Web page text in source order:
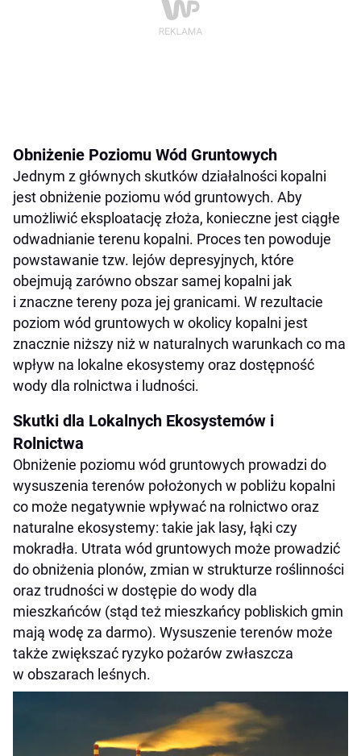
Obniżenie Poziomu Wód Gruntowych
Jednym z głównych skutków działalności kopalni
jest obniżenie poziomu wód gruntowych. Aby
umożliwić eksploatację złoża, konieczne jest ciągłe
odwadnianie terenu kopalni. Proces ten powoduje
powstawanie tzw. lejów depresyjnych, które
obejmują zarówno obszar samej kopalni jak
i znaczne tereny poza jej granicami. W rezultacie
poziom wód gruntowych w okolicy kopalni jest
znacznie niższy niż w naturalnych warunkach co ma
wpływ na lokalne ekosystemy oraz dostępność
wody dla rolnictwa i ludności.
Skutki dla Lokalnych Ekosystemów i
Rolnictwa
Obniżenie poziomu wód gruntowych prowadzi do
wysuszenia terenów położonych w pobliżu kopalni
co może negatywnie wpływać na rolnictwo oraz
naturalne ekosystemy: takie jak lasy, łąki czy
mokradła. Utrata wód gruntowych może prowadzić
do obniżenia plonów, zmian w strukturze roślinności
oraz trudności w dostępie do wody dla
mieszkańców (stąd też mieszkańcy pobliskich gmin
mają wodę za darmo). Wysuszenie terenów może
także zwiększać ryzyko pożarów zwłaszcza
w obszarach leśnych.